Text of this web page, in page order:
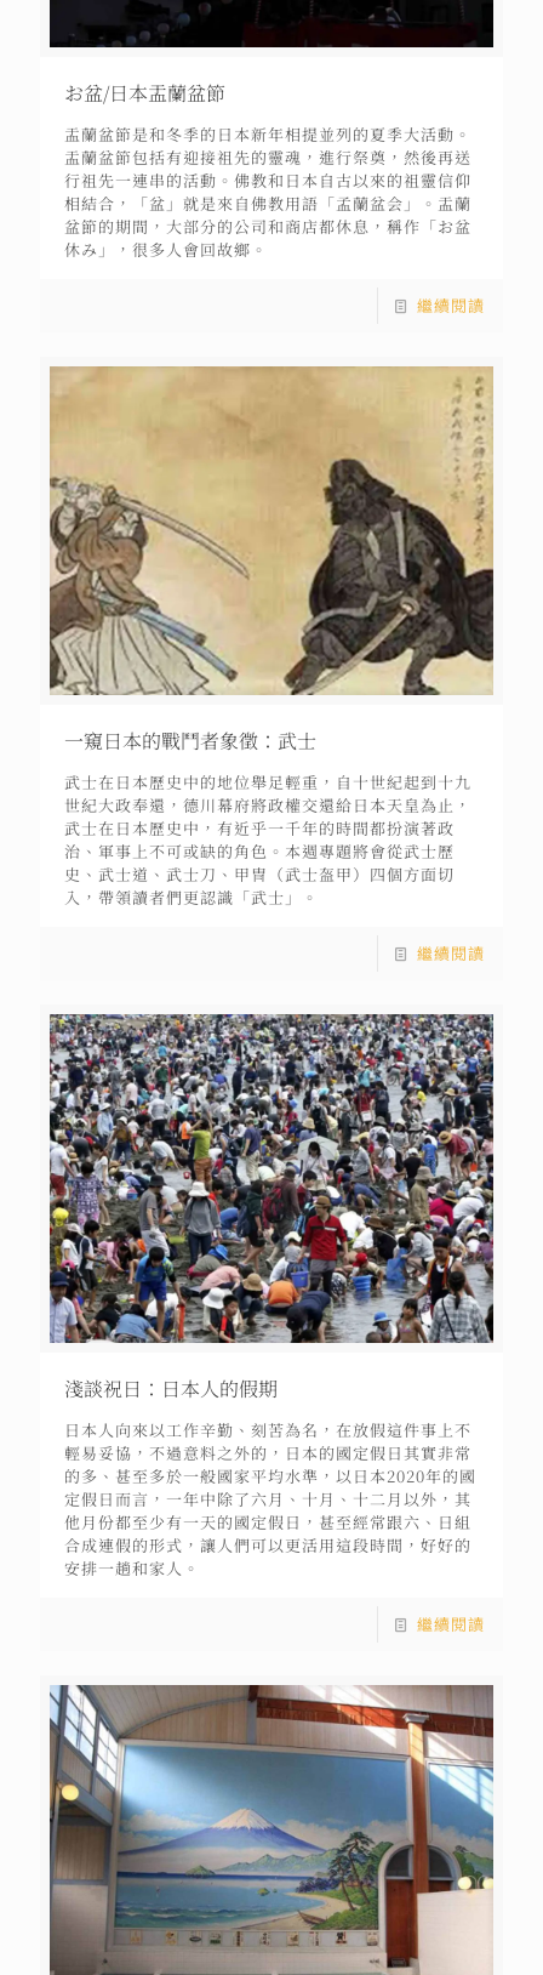
お盆/日本盂蘭盆節
盂蘭盆節是和冬季的日本新年相提並列的夏季大活動。
盂蘭盆節包括有迎接祖先的靈魂，進行祭奠，然後再送
行祖先一連串的活動。佛教和日本自古以來的祖靈信仰
相結合，「盆」就是來自佛教用語「孟蘭盆会」。盂蘭
盆節的期間，大部分的公司和商店都休息，稱作「お盆
休み」，很多人會回故鄉。
繼續閱讀
一窺日本的戰鬥者象徵：武士
武士在日本歷史中的地位舉足輕重，自十世紀起到十九
世紀大政奉還，德川幕府將政權交還給日本天皇為止，
武士在日本歷史中，有近乎一千年的時間都扮演著政
治、軍事上不可或缺的角色。本週專題將會從武士歷
史、武士道、武士刀、甲冑（武士盔甲）四個方面切
入，帶領讀者們更認識「武士」。
繼續閱讀
淺談祝日：日本人的假期
日本人向來以工作辛勤、刻苦為名，在放假這件事上不
輕易妥協，不過意料之外的，日本的國定假日其實非常
的多、甚至多於一般國家平均水準，以日本2020年的國
定假日而言，一年中除了六月、十月、十二月以外，其
他月份都至少有一天的國定假日，甚至經常跟六、日組
合成連假的形式，讓人們可以更活用這段時間，好好的
安排一趟和家人。
繼續閱讀